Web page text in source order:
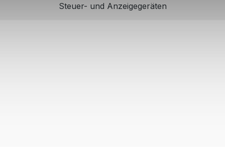
Steuer- und Anzeigegeräten